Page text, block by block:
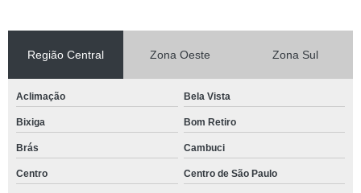
Região Central Zona Oeste Zona Sul
Aclimação Bela Vista
Bixiga Bom Retiro
Brás Cambuci
Centro Centro de São Paulo